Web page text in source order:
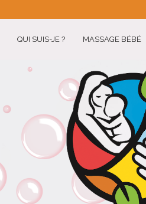
QUI SUIS-JE ? MASSAGE BÉBÉ